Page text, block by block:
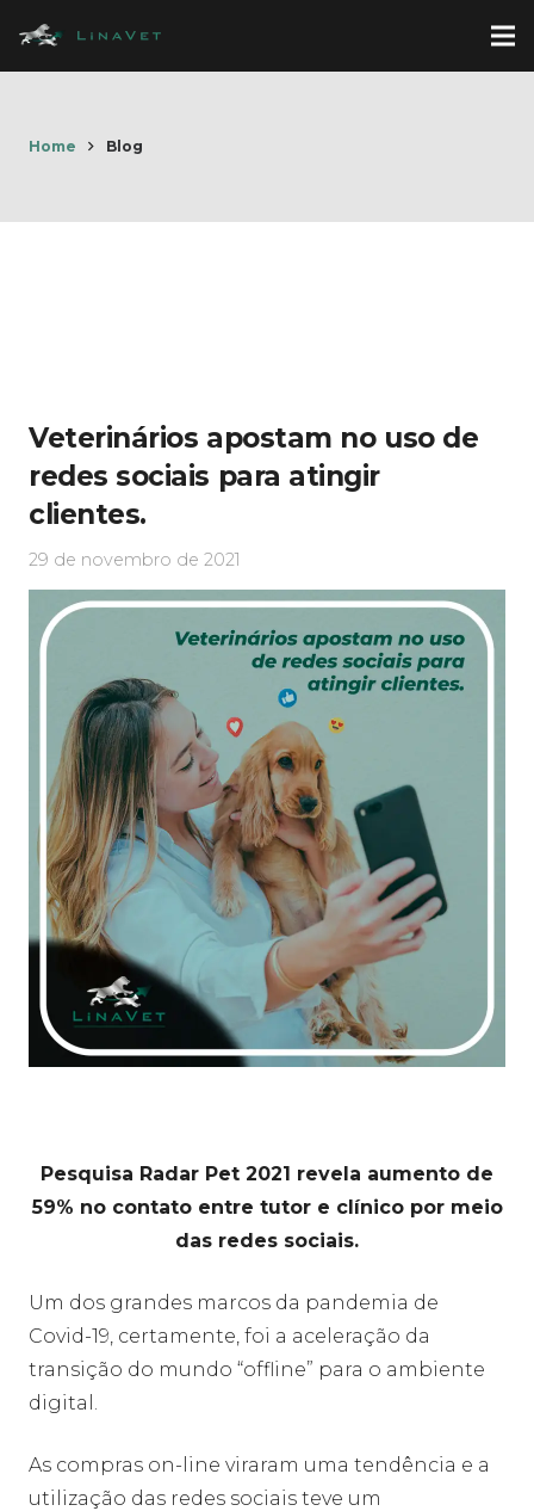
Home Blog
Veterinários apostam no uso de
redes sociais para atingir
clientes.
29 de novembro de 2021
Pesquisa Radar Pet 2021 revela aumento de
59% no contato entre tutor e clínico por meio
das redes sociais.
Um dos grandes marcos da pandemia de
Covid-19, certamente, foi a aceleração da
transição do mundo “offline” para o ambiente
digital.
As compras on-line viraram uma tendência e a
utilização das redes sociais teve um